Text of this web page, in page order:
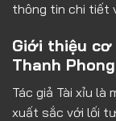
thông tin chi tiết
Giới thiệu cơ
Thanh Phong
Tác giả Tài xỉu là
xuất sắc với lối